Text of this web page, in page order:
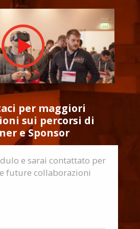
per maggiori
sui percorsi di
e Sponsor
e sarai contattato per
future collaborazioni